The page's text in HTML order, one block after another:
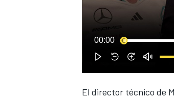
00:00
El director técnico de